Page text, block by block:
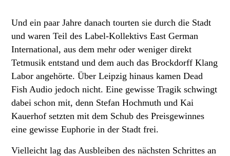
Und ein paar Jahre danach tourten sie durch die Stadt
und waren Teil des Label-Kollektivs East German
International, aus dem mehr oder weniger direkt
Tetmusik entstand und dem auch das Brockdorff Klang
Labor angehörte. Über Leipzig hinaus kamen Dead
Fish Audio jedoch nicht. Eine gewisse Tragik schwingt
dabei schon mit, denn Stefan Hochmuth und Kai
Kauerhof setzten mit dem Schub des Preisgewinnes
eine gewisse Euphorie in der Stadt frei.
Vielleicht lag das Ausbleiben des nächsten Schrittes an